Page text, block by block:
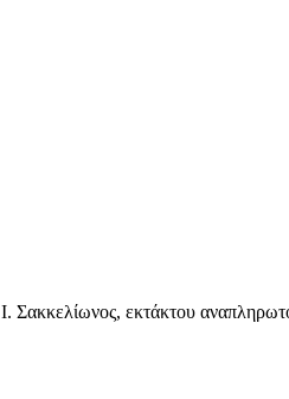
Σακκελίωνος, εκτάκτου